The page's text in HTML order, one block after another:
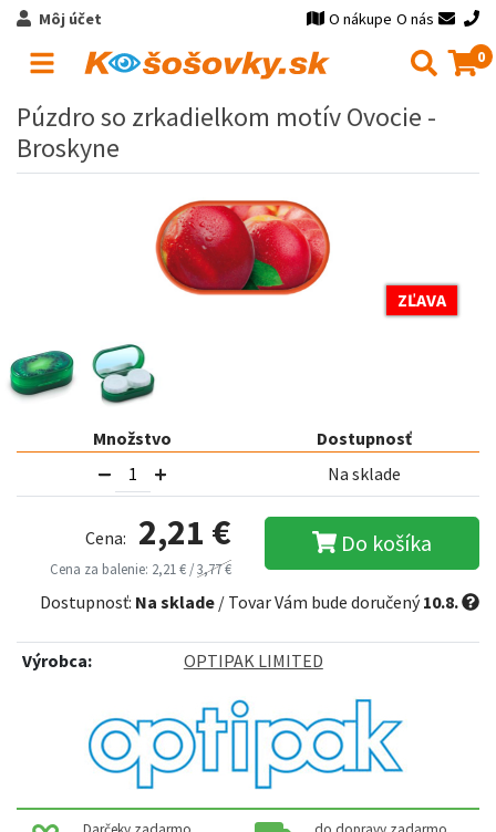
Môj účet O nákupe O nás
0
Púzdro so zrkadielkom motív Ovocie -
Broskyne
ZĽAVA
Množstvo
Dostupnosť
Na sklade
Cena: 2,21 €
Cena za balenie: 2,21 € /3,77 €
Do košíka
Dostupnosť: Na sklade / Tovar Vám bude doručený10.8.
Výrobca: OPTIPAK LIMITED